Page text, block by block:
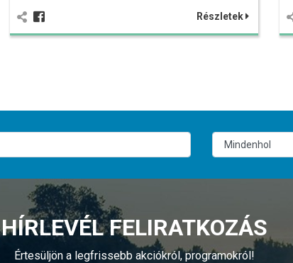
Részletek
HÍRLEVÉL FELIRATKOZÁS
Értesüljön a legfrissebb akciókról, programokról!